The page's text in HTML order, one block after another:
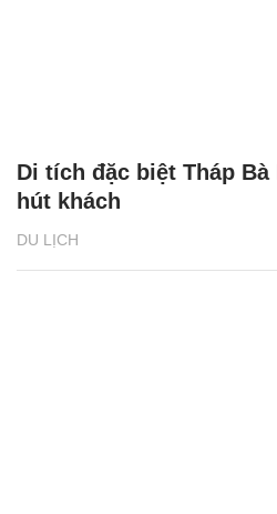
DU LỊCH
Di tích đặc biệt Tháp Bà
hút khách